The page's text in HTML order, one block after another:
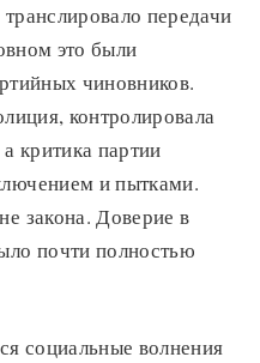
передачи
это были
чиновников.
контролировала
критика партии
и пытками.
закона. Доверие в
почти полностью
социальные волнения